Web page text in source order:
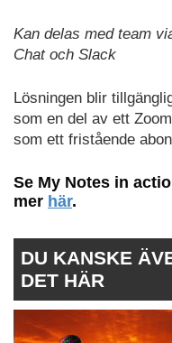
Kan delas med team
Chat och Slack
Lösningen blir
som en del av ett
som ett fristående
Se My Notes in
mer här.
DU KANSKE
DET HÄR